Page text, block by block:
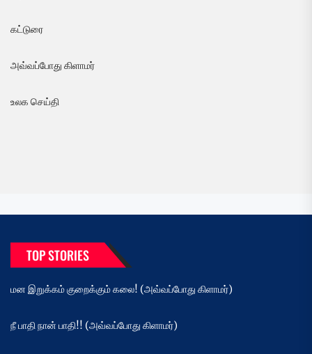
கட்டுரை
அவ்வப்போது கிளாமர்
உலக செய்தி
TOP STORIES
மன இறுக்கம் குறைக்கும் கலை! (அவ்வப்போது கிளாமர்)
நீ பாதி நான் பாதி!! (அவ்வப்போது கிளாமர்)